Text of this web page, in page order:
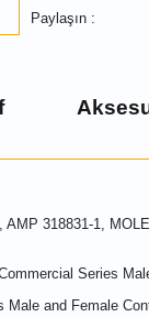
Paylaşın :
318831-1,
Series
and Female